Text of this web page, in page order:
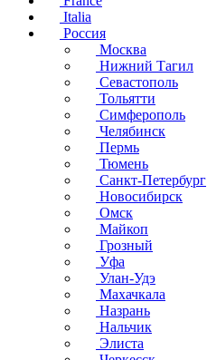
Italia
Россия
Москва
Нижний Тагил
Севастополь
Тольятти
Симферополь
Челябинск
Пермь
Тюмень
Санкт-Петербург
Новосибирск
Омск
Майкоп
Грозный
Уфа
Улан-Удэ
Махачкала
Назрань
Нальчик
Элиста